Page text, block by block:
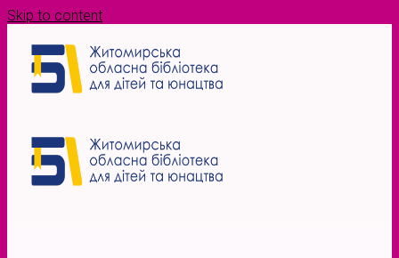
Skip to content